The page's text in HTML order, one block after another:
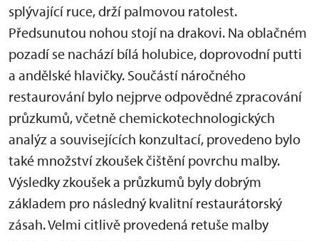
splývající ruce, drží palmovou ratolest.
Předsunutou nohou stojí na drakovi. Na oblačném
pozadí se nachází bílá holubice, doprovodní putti
a andělské hlavičky. Součástí náročného
restaurování bylo nejprve odpovědné zpracování
průzkumů, včetně chemickotechnologických
analýz a souvisejících konzultací, provedeno bylo
také množství zkoušek čištění povrchu malby.
Výsledky zkoušek a průzkumů byly dobrým
základem pro následný kvalitní restaurátorský
zásah. Velmi citlivě provedená retuše malby